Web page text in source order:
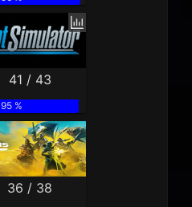
41 / 43
95 %
36 / 38